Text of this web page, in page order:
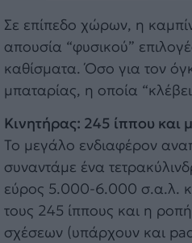
Σε επίπεδο χώρων, η
απουσία “φυσικού”
καθίσματα. Όσο για τον
μπαταρίας, η οποία
Κινητήρας: 245 ίππου και
Το μεγάλο ενδιαφέρον
συναντάμε ένα
εύρος 5.000-6.000 σ.α.λ.
τους 245 ίππους και η
σχέσεων (υπάρχουν και